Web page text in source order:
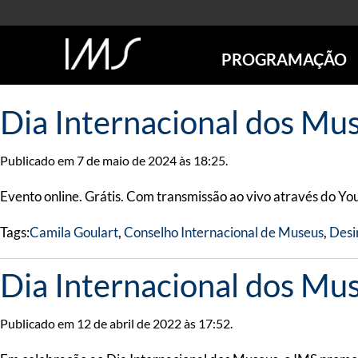
PROGRAMAÇÃO
SÃO PAULO
EM CARTAZ
ANTERIORES
TOURS VIRTUAIS
Dia Internacional dos
Publicado em 7 de maio de 2024 às 18:25.
Evento online. Grátis. Com transmissão ao vivo através do
Tags:Camila Goulart,Conselho Internacional de Museus,
Dia Internacional dos
Publicado em 12 de abril de 2022 às 17:52.